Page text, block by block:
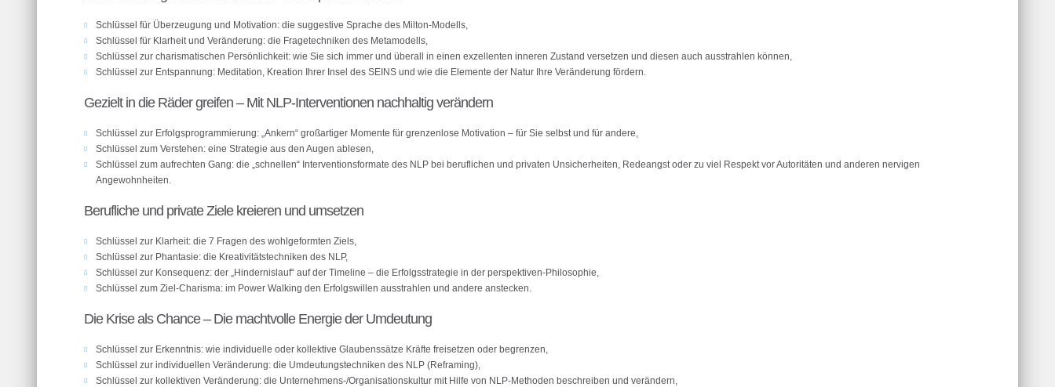
Schlüssel für Überzeugung und Motivation: die suggestive Sprache des Milton-Modells,
Schlüssel für Klarheit und Veränderung: die Fragetechniken des Metamodells,
Schlüssel zur charismatischen Persönlichkeit: wie Sie sich immer und überall in einen exzellenten inneren Zustand versetzen und diesen auch ausstrahlen können,
Schlüssel zur Entspannung: Meditation, Kreation Ihrer Insel des SEINS und wie die Elemente der Natur Ihre Veränderung fördern.
Gezielt in die Räder greifen – Mit NLP-Interventionen nachhaltig verändern
Schlüssel zur Erfolgsprogrammierung: „Ankern“ großartiger Momente für grenzenlose Motivation – für Sie selbst und für andere,
Schlüssel zum Verstehen: eine Strategie aus den Augen ablesen,
Schlüssel zum aufrechten Gang: die „schnellen“ Interventionsformate des NLP bei beruflichen und privaten Unsicherheiten, Redeangst oder zu viel Respekt vor Autoritäten und anderen nervigen
Angewohnheiten.
Berufliche und private Ziele kreieren und umsetzen
Schlüssel zur Klarheit: die 7 Fragen des wohlgeformten Ziels,
Schlüssel zur Phantasie: die Kreativitätstechniken des NLP,
Schlüssel zur Konsequenz: der „Hindernislauf“ auf der Timeline – die Erfolgsstrategie in der perspektiven-Philosophie,
Schlüssel zum Ziel-Charisma: im Power Walking den Erfolgswillen ausstrahlen und andere anstecken.
Die Krise als Chance – Die machtvolle Energie der Umdeutung
Schlüssel zur Erkenntnis: wie individuelle oder kollektive Glaubenssätze Kräfte freisetzen oder begrenzen,
Schlüssel zur individuellen Veränderung: die Umdeutungstechniken des NLP (Reframing),
Schlüssel zur kollektiven Veränderung: die Unternehmens-/Organisationskultur mit Hilfe von NLP-Methoden beschreiben und verändern,